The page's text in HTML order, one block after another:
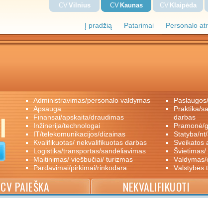
Į pradžią Patarimai Personalo
CV Vilnius CV Kaunas CV Klaipėda
administravimas/personalo valdymas
apsauga
finansai/apskaita/draudimas
inžinerija/technologai
IT/telekomunikacijos/dizainas
kvalifikuotas/ nekvalifikuotas darbas
logistika/transportas/sandėliavimas
maitinimas/ viešbučiai/ turizmas
pardavimai/pirkimai/rinkodara
praktika/savanoriškas darbas/papildomas
darbas
pramonė/
statyba/
valstybės
CV PAIEŠKA NEKVALIFIKUOTI